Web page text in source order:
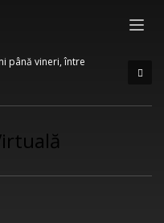
până vineri, între